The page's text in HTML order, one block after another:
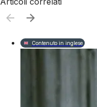
Contenuto in inglese